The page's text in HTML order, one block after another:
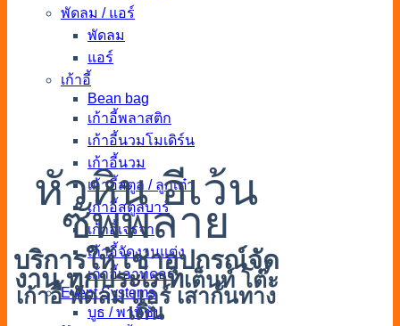
พัดลม / แอร์
พัดลม
แอร์
เก้าอี้
Bean bag
เก้าอี้พลาสติก
เก้าอี้นวมโมเดิร์น
เก้าอี้นวม
เก้าอี้สตูล / ลูกเต๋า
เก้าอี้สตูลบาร์
เก้าอี้เจรจา
เก้าอี้จัดงานแต่ง
เก้าอี้เอาท์ดอร์
Event Systems
บูธ / พาทิชั่น
หัวหิน อีเว้น
ซัพพลาย
บริการให้ เช่าอุปกรณ์จัด
งาน ทุกประเภทเต็นท์ โต๊ะ
เก้าอี้ พัดลม แอร์ เสากั้นทาง
เดิน